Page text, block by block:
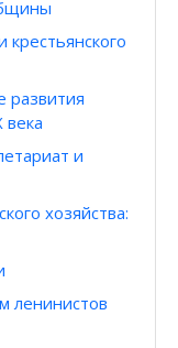
крестьянского
развития
века
и
хозяйства:
ленинистов